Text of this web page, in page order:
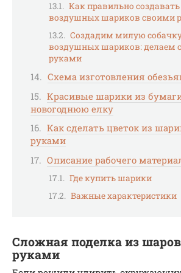
Как правильно
воздушных шариков своими
Создадим милую
воздушных шариков: делаем
руками
Схема изготовления
Красивые шарики из
новогоднюю елку
Как сделать цветок из
руками
Описание рабочего
Где купить шарики
Важные характеристики
Сложная поделка из
руками